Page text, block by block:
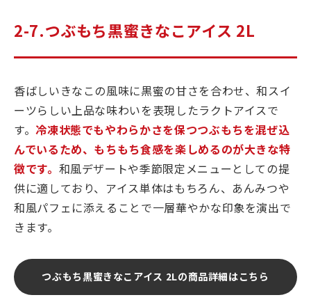
2-7.つぶもち黒蜜きなこアイス 2L
香ばしいきなこの風味に黒蜜の甘さを合わせ、和スイ
ーツらしい上品な味わいを表現したラクトアイスで
す。冷凍状態でもやわらかさを保つつぶもちを混ぜ込
んでいるため、もちもち食感を楽しめるのが大きな特
徴です。 和風デザートや季節限定メニューとしての提
供に適しており、アイス単体はもちろん、あんみつや
和風パフェに添えることで一層華やかな印象を演出で
きます。
つぶもち黒蜜きなこアイス 2Lの商品詳細はこちら